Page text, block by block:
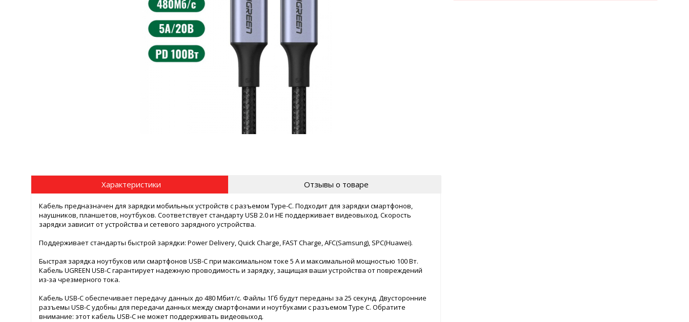
Характеристики Отзывы о товаре
Кабель предназначен для зарядки мобильных устройств с разъемом Type-C. Подходит для зарядки смартфонов,
наушников, планшетов, ноутбуков. Соответствует стандарту USB 2.0 и НЕ поддерживает видеовыход. Скорость
зарядки зависит от устройства и сетевого зарядного устройства.
Поддерживает стандарты быстрой зарядки: Power Delivery, Quick Charge, FAST Charge, AFC(Samsung), SPC(Huawei).
Быстрая зарядка ноутбуков или смартфонов USB-C при максимальном токе 5 А и максимальной мощностью 100 Вт.
Кабель UGREEN USB-C гарантирует надежную проводимость и зарядку, защищая ваши устройства от повреждений
из-за чрезмерного тока.
Кабель USB-C обеспечивает передачу данных до 480 Мбит/с. Файлы 1Гб будут переданы за 25 секунд. Двусторонние
разъемы USB-C удобны для передачи данных между смартфонами и ноутбуками с разъемом Type C. Обратите
внимание: этот кабель USB-C не может поддерживать видеовыход.